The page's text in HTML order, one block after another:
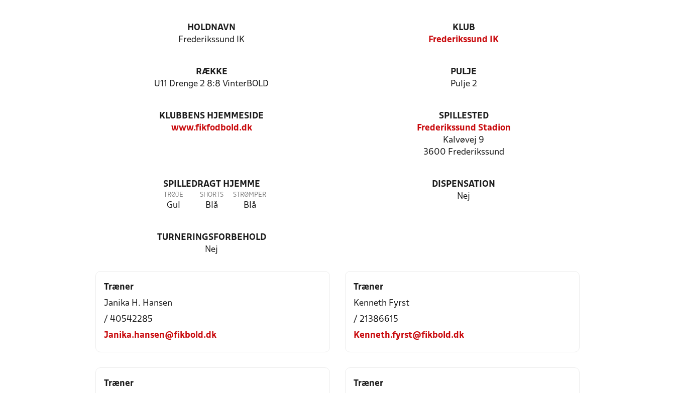
HOLDNAVN
Frederikssund IK
KLUB
Frederikssund IK
RÆKKE
U11 Drenge 2 8:8 VinterBOLD
PULJE
Pulje 2
KLUBBENS HJEMMESIDE
www.fikfodbold.dk
SPILLESTED
Frederikssund Stadion
Kalvøvej 9
3600 Frederikssund
SPILLEDRAGT HJEMME
TRØJE
Gul
SHORTS
Blå
STRØMPER
Blå
DISPENSATION
Nej
TURNERINGSFORBEHOLD
Nej
Træner
Janika H. Hansen
/ 40542285
Janika.hansen@fikbold.dk
Træner
Kenneth Fyrst
/ 21386615
Kenneth.fyrst@fikbold.dk
Træner
Træner